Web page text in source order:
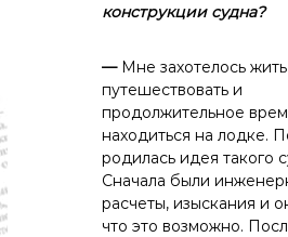
конструкции судна?
—Мне захотелось
путешествовать и
продолжительное
находиться на лодке.
родилась идея такого
Сначала были
расчеты, изыскания и
что это возможно.